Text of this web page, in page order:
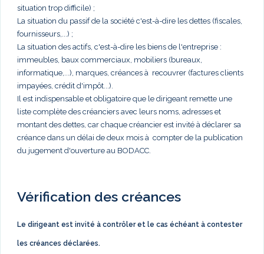
situation trop difficile) ;
La situation du passif de la société c'est-à-dire les dettes (fiscales,
fournisseurs,...) ;
La situation des actifs, c'est-à-dire les biens de l'entreprise :
immeubles, baux commerciaux, mobiliers (bureaux,
informatique,...), marques, créances à recouvrer (factures clients
impayées, crédit d'impôt...).
Il est indispensable et obligatoire que le dirigeant remette une
liste complète des créanciers avec leurs noms, adresses et
montant des dettes, car chaque créancier est invité à déclarer sa
créance dans un délai de deux mois à compter de la publication
du jugement d'ouverture au BODACC.
Vérification des créances
Le dirigeant est invité à contrôler et le cas échéant à contester
les créances déclarées.